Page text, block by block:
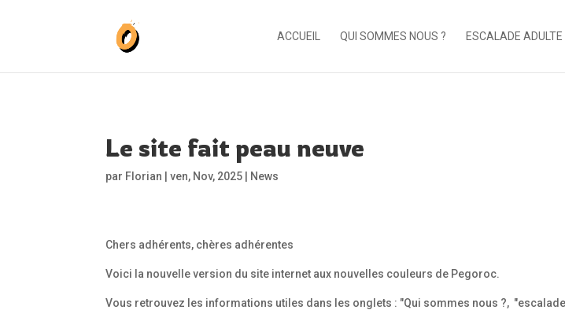
ACCUEIL QUI SOMMES NOUS ? ESCALADE ADULTE
Le site fait peau neuve
par Florian |ven, Nov, 2025 News
Chers adhérents, chères adhérentes
Voici la nouvelle version du site internet aux nouvelles couleurs de Pegoroc.
Vous retrouvez les informations utiles dans les onglets : "Qui sommes nous ?,